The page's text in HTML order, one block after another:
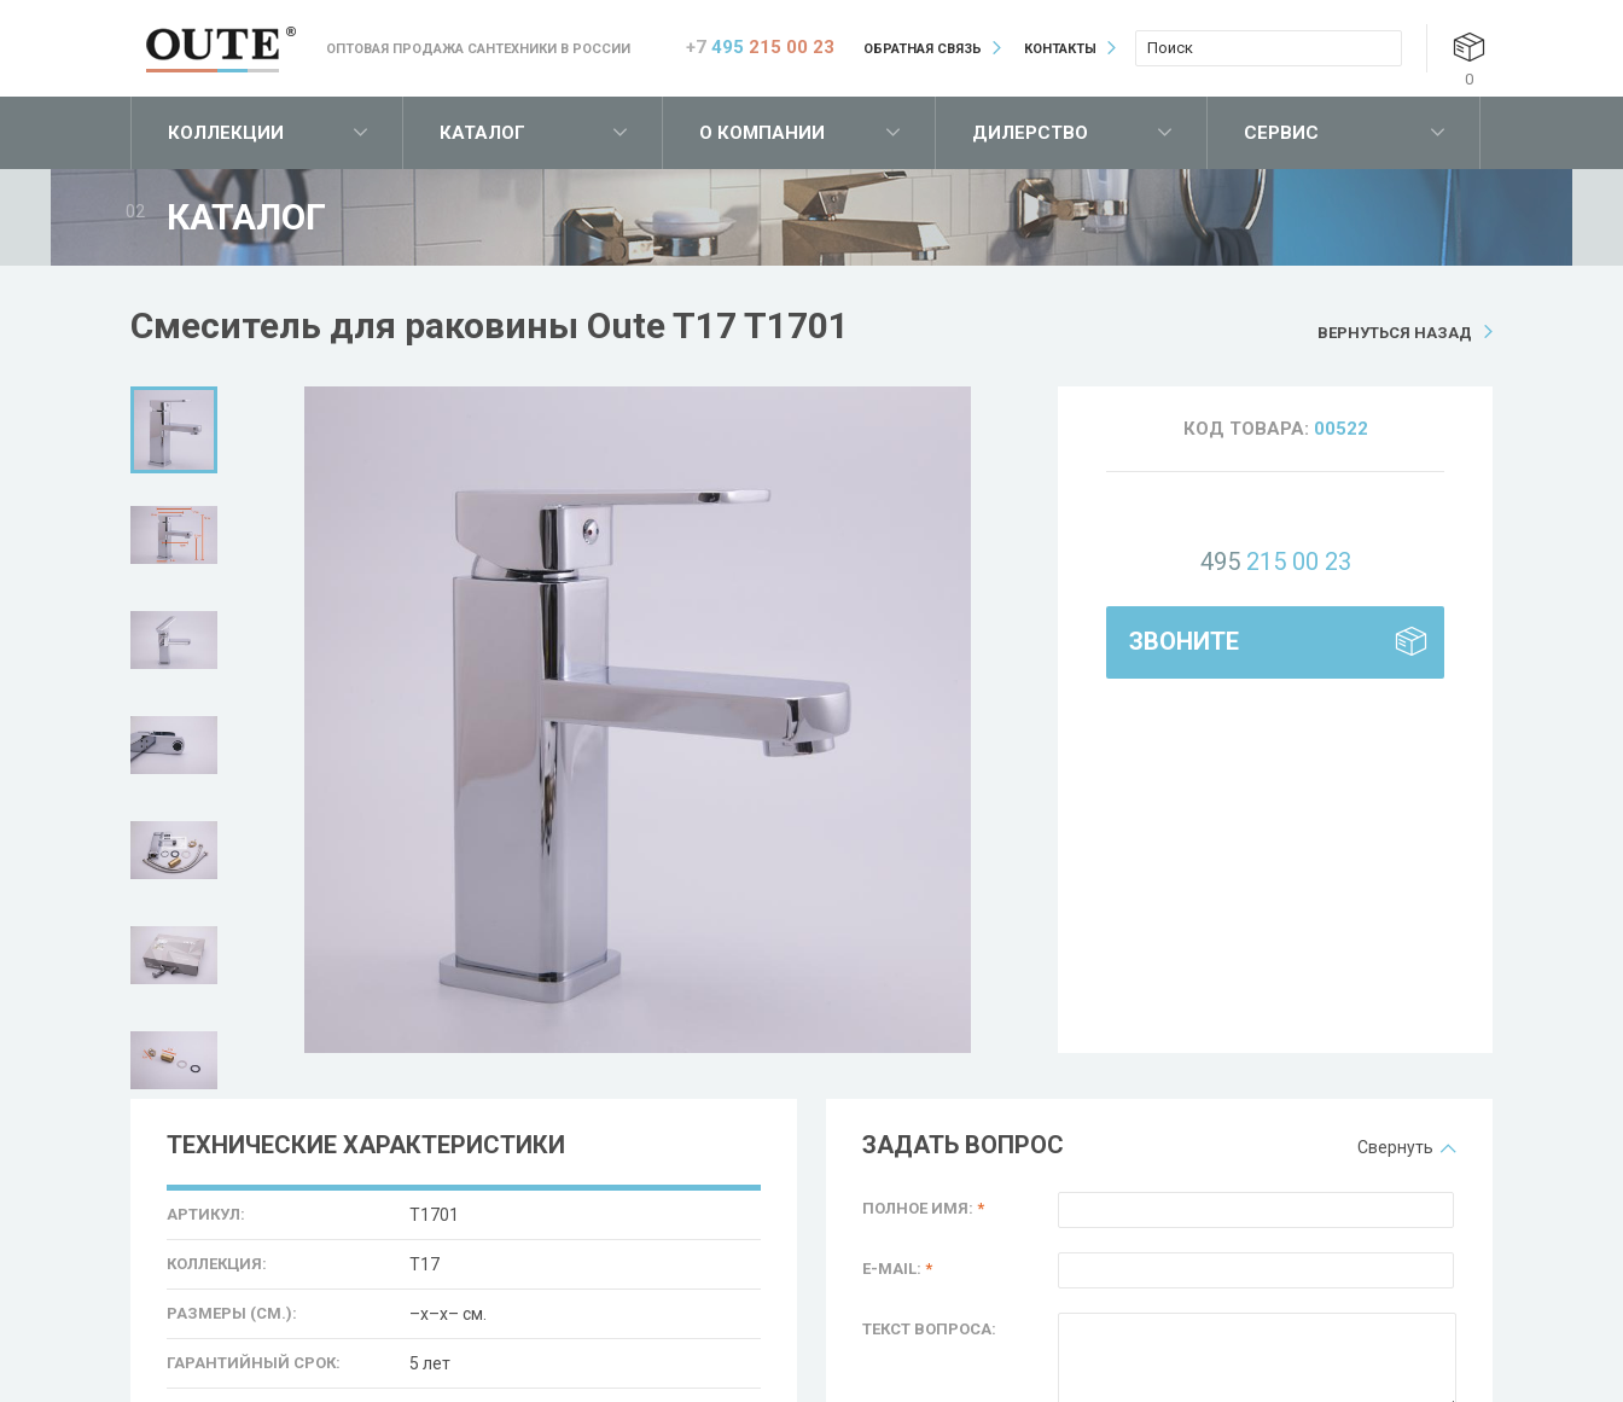
ОПТОВАЯ ПРОДАЖА САНТЕХНИКИ В РОССИИ +7 495 215 00 23 ОБРАТНАЯ СВЯЗЬ КОНТАКТЫ
0
КОЛЛЕКЦИИ КАТАЛОГ О КОМПАНИИ ДИЛЕРСТВО СЕРВИС
02 КАТАЛОГ
ВЕРНУТЬСЯ НАЗАД
Смеситель для раковины Oute T17 T1701
КОД ТОВАРА: 00522
495215 00 23
ЗВОНИТЕ
ТЕХНИЧЕСКИЕ ХАРАКТЕРИСТИКИ
АРТИКУЛ: T1701
КОЛЛЕКЦИЯ: T17
РАЗМЕРЫ (СМ.): –x–x– см.
ГАРАНТИЙНЫЙ СРОК: 5 лет
ЗАДАТЬ ВОПРОС Свернуть
ПОЛНОЕ ИМЯ: *
E-MAIL: *
ТЕКСТ ВОПРОСА: